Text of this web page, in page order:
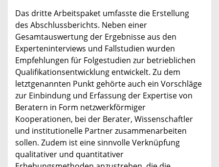
Das dritte Arbeitspaket umfasste die Erstellung
des Abschlussberichts. Neben einer
Gesamtauswertung der Ergebnisse aus den
Experteninterviews und Fallstudien wurden
Empfehlungen für Folgestudien zur betrieblichen
Qualifikationsentwicklung entwickelt. Zu dem
letztgenannten Punkt gehörte auch ein Vorschläge
zur Einbindung und Erfassung der Expertise von
Beratern in Form netzwerkförmiger
Kooperationen, bei der Berater, Wissenschaftler
und institutionelle Partner zusammenarbeiten
sollen. Zudem ist eine sinnvolle Verknüpfung
qualitativer und quantitativer